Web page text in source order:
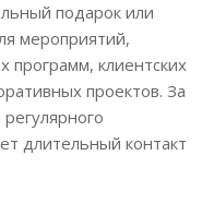
подарок или
мероприятий,
программ, клиентских
проектов. За
длительный контакт